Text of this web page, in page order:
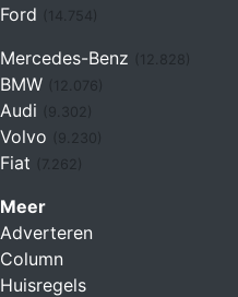
Ford (14.754)
Mercedes-Benz
BMW (12.076)
Audi
Volvo
Fiat (7.262)
Meer
Adverteren
Column
Huisregels